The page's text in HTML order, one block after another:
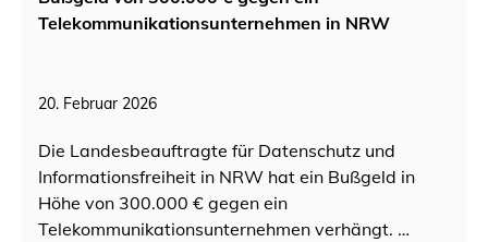
Telekommunikationsunternehmen in NRW
20. Februar 2026
Die Landesbeauftragte für Datenschutz und
Informationsfreiheit in NRW hat ein Bußgeld in
Höhe von 300.000 € gegen ein
Telekommunikationsunternehmen verhängt. …